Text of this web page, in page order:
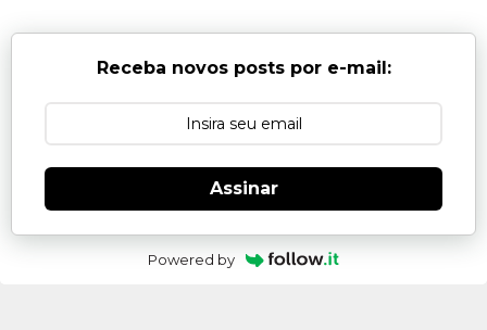
Receba novos posts por e-mail:
Assinar
Powered by